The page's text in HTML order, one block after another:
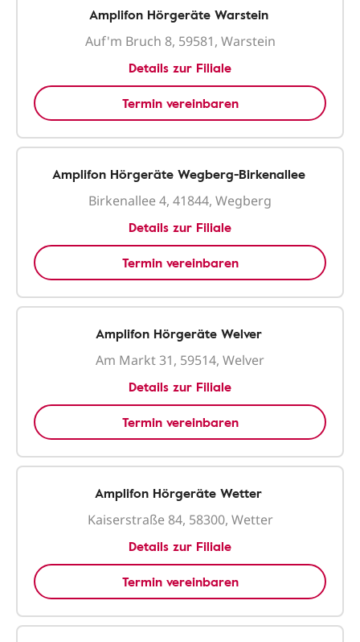
Amplifon Hörgeräte Warstein
Auf'm Bruch 8, 59581, Warstein
Details zur Filiale
Termin vereinbaren
Amplifon Hörgeräte Wegberg-Birkenallee
Birkenallee 4, 41844, Wegberg
Details zur Filiale
Termin vereinbaren
Amplifon Hörgeräte Welver
Am Markt 31, 59514, Welver
Details zur Filiale
Termin vereinbaren
Amplifon Hörgeräte Wetter
Kaiserstraße 84, 58300, Wetter
Details zur Filiale
Termin vereinbaren